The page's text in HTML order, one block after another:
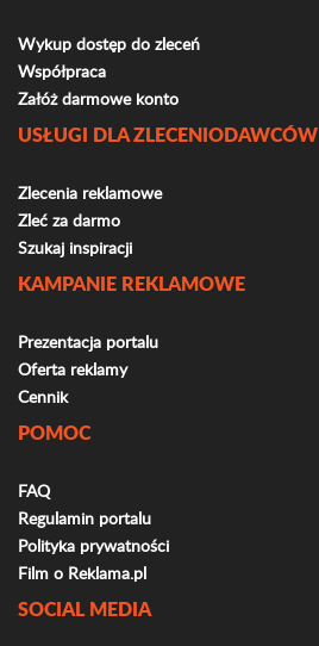
Wykup dostęp do zleceń
Współpraca
Załóż darmowe konto
USŁUGI DLA ZLECENIODAWCÓW
Zlecenia reklamowe
Zleć za darmo
Szukaj inspiracji
KAMPANIE REKLAMOWE
Prezentacja portalu
Oferta reklamy
Cennik
POMOC
FAQ
Regulamin portalu
Polityka prywatności
Film o Reklama.pl
SOCIAL MEDIA